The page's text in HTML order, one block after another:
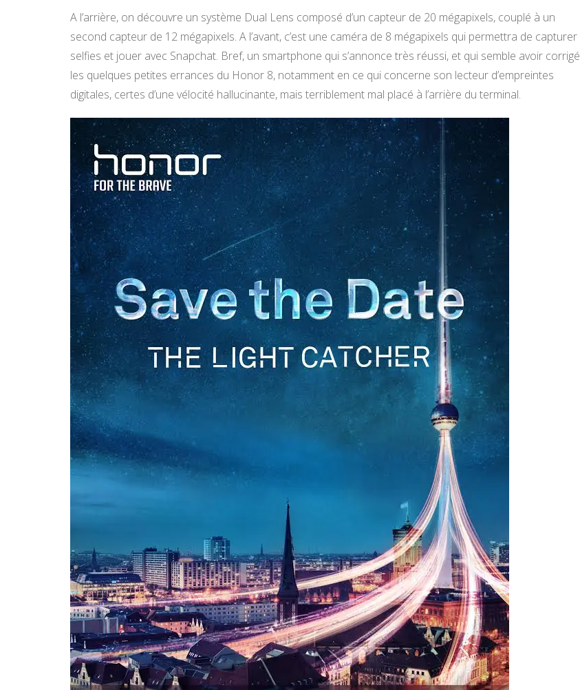
A l’arrière, on découvre un système Dual Lens composé d’un capteur de 20 mégapixels, couplé à un
second capteur de 12 mégapixels. A l’avant, c’est une caméra de 8 mégapixels qui permettra de capturer
selfies et jouer avec Snapchat. Bref, un smartphone qui s’annonce très réussi, et qui semble avoir corrigé
les quelques petites errances du Honor 8, notamment en ce qui concerne son lecteur d’empreintes
digitales, certes d’une vélocité hallucinante, mais terriblement mal placé à l’arrière du terminal.